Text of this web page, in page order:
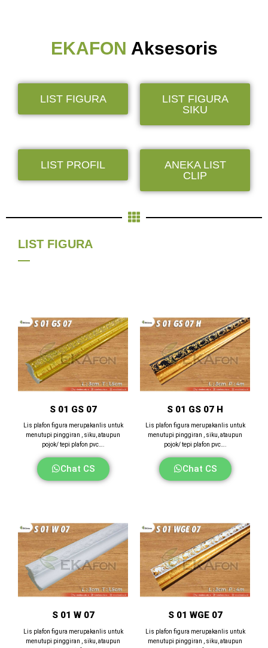
EKAFON Aksesoris
LIST FIGURA
LIST FIGURA
SIKU
LIST PROFIL
ANEKA LIST
CLIP
LIST FIGURA
—
S 01 GS 07
Lis plafon figura merupakanlis untuk
menutupi pinggiran , siku, ataupun
pojok/ tepi plafon pvc….
Chat CS
S 01 GS 07 H
Lis plafon figura merupakanlis untuk
menutupi pinggiran , siku, ataupun
pojok/ tepi plafon pvc….
Chat CS
S 01 W 07
Lis plafon figura merupakanlis untuk
menutupi pinggiran , siku, ataupun
S 01 WGE 07
Lis plafon figura merupakanlis untuk
menutupi pinggiran , siku, ataupun